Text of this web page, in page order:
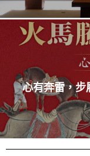
心有奔雷，